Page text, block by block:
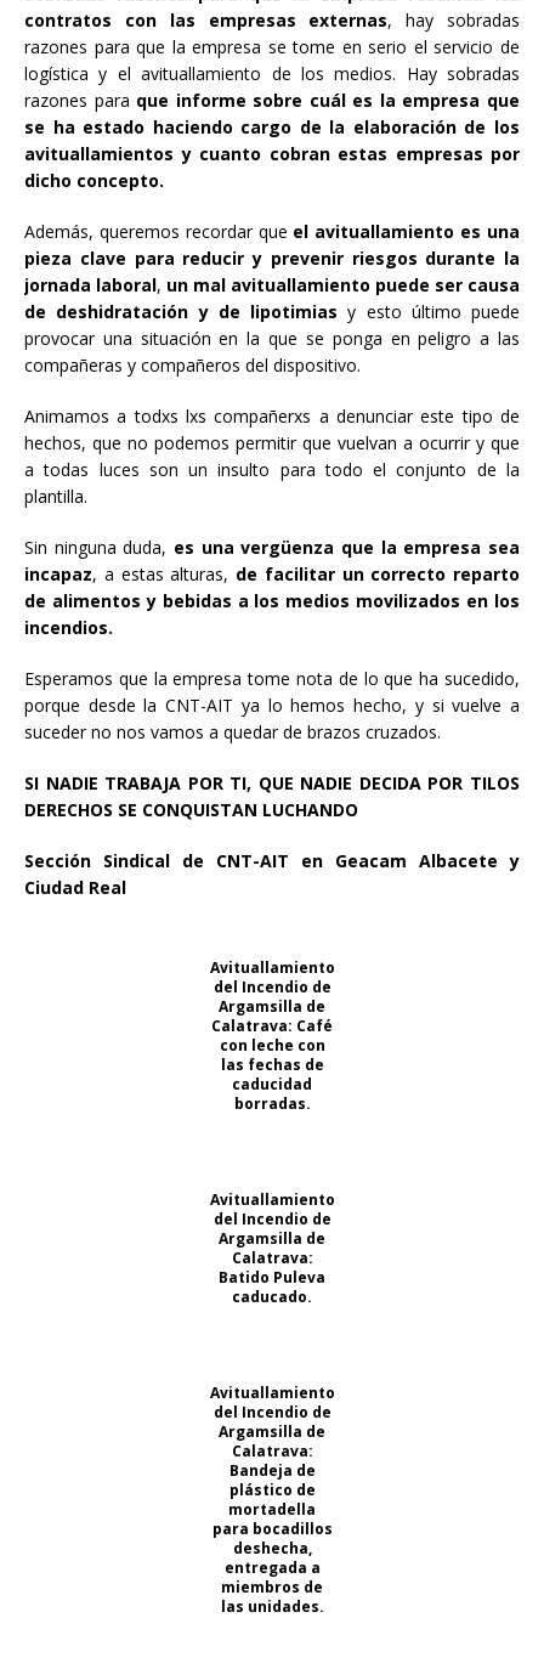
contratos con las empresas externas, hay sobradas
razones para que la empresa se tome en serio el servicio de
logística y el avituallamiento de los medios. Hay sobradas
razones para que informe sobre cuál es la empresa que
se ha estado haciendo cargo de la elaboración de los
avituallamientos y cuanto cobran estas empresas por
dicho concepto.
Además, queremos recordar que el avituallamiento es una
pieza clave para reducir y prevenir riesgos durante la
jornada laboral, un mal avituallamiento puede ser causa
de deshidratación y de lipotimias y esto último puede
provocar una situación en la que se ponga en peligro a las
compañeras y compañeros del dispositivo.
Animamos a todxs lxs compañerxs a denunciar este tipo de
hechos, que no podemos permitir que vuelvan a ocurrir y que
a todas luces son un insulto para todo el conjunto de la
plantilla.
Sin ninguna duda, es una vergüenza que la empresa sea
incapaz, a estas alturas, de facilitar un correcto reparto
de alimentos y bebidas a los medios movilizados en los
incendios.
Esperamos que la empresa tome nota de lo que ha sucedido,
porque desde la CNT-AIT ya lo hemos hecho, y si vuelve a
suceder no nos vamos a quedar de brazos cruzados.
SI NADIE TRABAJA POR TI, QUE NADIE DECIDA POR TILOS
DERECHOS SE CONQUISTAN LUCHANDO
Sección Sindical de CNT-AIT en Geacam Albacete y
Ciudad Real
Avituallamiento
del Incendio de
Argamsilla de
Calatrava: Café
con leche con
las fechas de
caducidad
borradas.
Avituallamiento
del Incendio de
Argamsilla de
Calatrava:
Batido Puleva
caducado.
Avituallamiento
del Incendio de
Argamsilla de
Calatrava:
Bandeja de
plástico de
mortadella
para bocadillos
deshecha,
entregada a
miembros de
las unidades.